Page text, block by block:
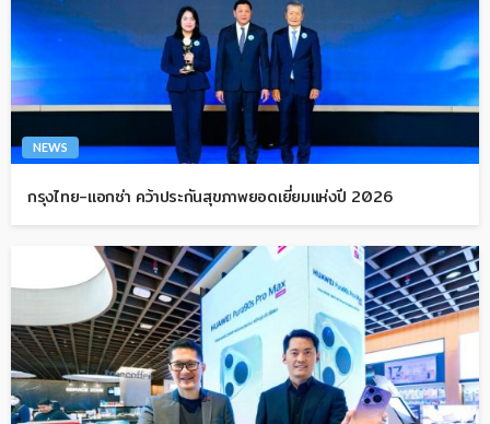
NEWS
กรุงไทย-แอกซ่า คว้าประกันสุขภาพยอดเยี่ยมแห่งปี 2026